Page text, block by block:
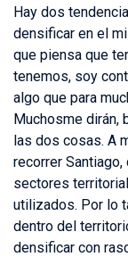
Hay dos
densificar en el
que piensa que
tenemos, soy
algo que para
Muchosme dirán,
las dos cosas. A
recorrer
sectores
utilizados. Por lo
dentro del
densificar con